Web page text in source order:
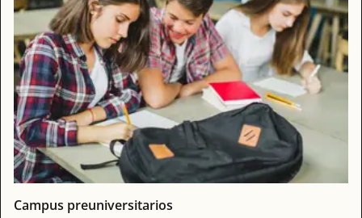
Campus preuniversitarios